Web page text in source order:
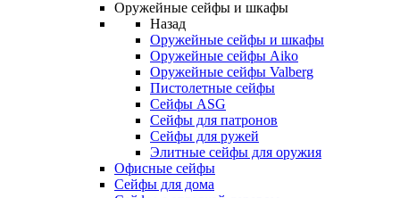
Оружейные сейфы и шкафы
Назад
Оружейные сейфы и шкафы
Оружейные сейфы Aiko
Оружейные сейфы Valberg
Пистолетные сейфы
Сейфы ASG
Сейфы для патронов
Сейфы для ружей
Элитные сейфы для оружия
Офисные сейфы
Сейфы для дома